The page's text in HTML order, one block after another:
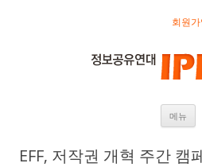
메뉴
회원
EFF, 저작권 개혁 주간 캠